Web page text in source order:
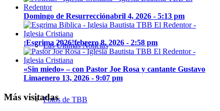
Las Últimas Noticias
Fotos de TBB
Domingo de Resurrecciónabril 4, 2026 - 5:13 pm
¡Esgrima 2026!febrero 8, 2026 - 2:58 pm
«Sin miedo» – con Pastor Joe Rosa y cantante Gustavo
Limaenero 13, 2026 - 9:07 pm
Más visitadas